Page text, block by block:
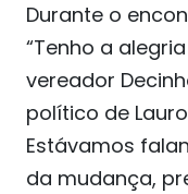
Durante o
“Tenho a
vereador
político de
Estávamos
da mudança,